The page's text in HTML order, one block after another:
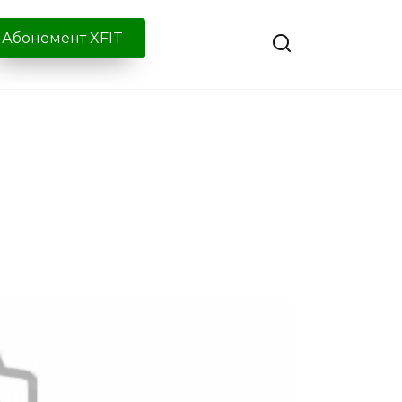
Абонемент XFIT